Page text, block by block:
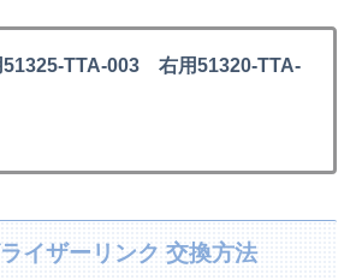
51325-TTA-003 右用51320-TTA-
イザーリンク 交換方法